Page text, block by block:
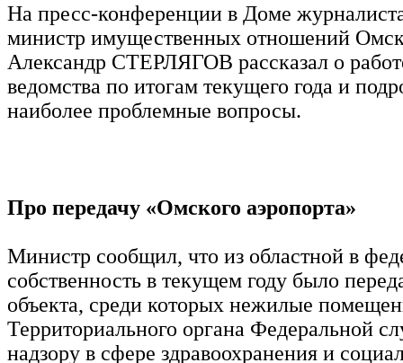
На пресс-конференции в Доме
министр имущественных отношений
Александр СТЕРЛЯГОВ рассказал о
ведомства по итогам текущего года и
наиболее проблемные вопросы.
Про передачу «Омского аэропорта»
Министр сообщил, что из областной в
собственность в текущем году было
объекта, среди которых нежилые
Территориального органа Федеральной
надзору в сфере здравоохранения и